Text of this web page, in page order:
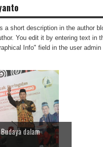
a short description in the author
You edit it by entering text in
Info" field in the user admin
dalam